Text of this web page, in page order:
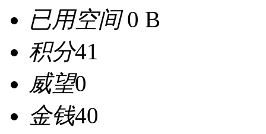
已用空间0 B
积分41
威望0
金钱40